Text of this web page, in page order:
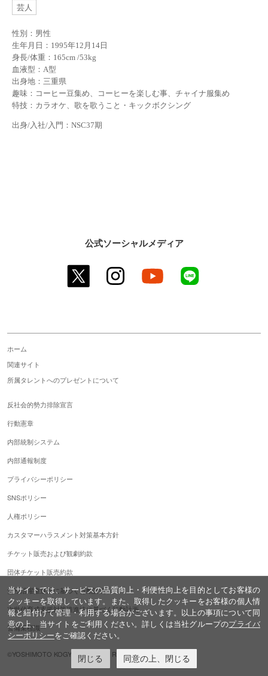
芸人
性別：男性
生年月日：1995年12月14日
身長/体重：165cm /53kg
血液型：A型
出身地：三重県
趣味：コーヒー豆集め、コーヒーを楽しむ事、チャイナ服集め
特技：カラオケ、歌を歌うこと・キックボクシング
出身/入社/入門：NSC37期
公式ソーシャルメディア
twitter instagram youtube
ホーム
関連サイト
所属タレントへのプレゼントについて
反社会的勢力排除宣言
行動憲章
内部統制システム
内部通報制度
プライバシーポリシー
SNSポリシー
人権ポリシー
カスタマーハラスメント対策基本方針
チケット販売および観劇約款
団体チケット販売約款
女性活躍推進法に基づく行動計画
次世代育成支援対策推進法に基づく行動計画
警備業標識
©YOSHIMOTO KOGYO,ALL Rights Reserved.
当サイトでは、サービスの品質向上・利便性向上を目的としてお客様の
クッキーを取得しています。また、取得したクッキーをお客様の個人情
報と紐付けて管理・利用する場合がございます。以上の事項について同
意の上、当サイトをご利用ください。詳しくは当社グループのプライバ
シーポリシーをご確認ください。
閉じる 同意の上、閉じる